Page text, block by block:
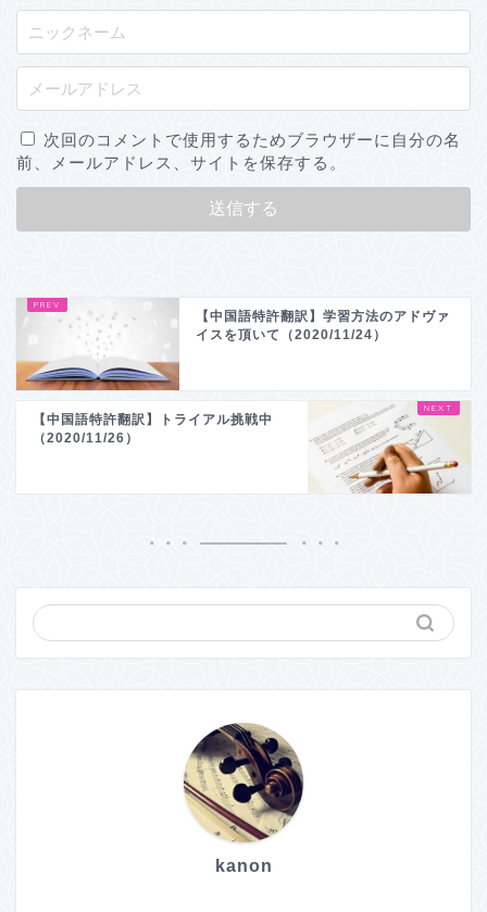
次回のコメントで使用するためブラウザーに自分の名
前、メールアドレス、サイトを保存する。
【中国語特許翻訳】学習方法のアドヴァ
イスを頂いて（2020/11/24）
【中国語特許翻訳】トライアル挑戦中
（2020/11/26）
kanon